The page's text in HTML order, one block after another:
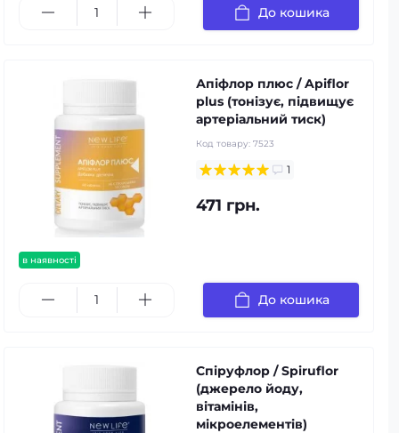
До кошика
в наявності
Апіфлор плюс / Apiflor
plus (тонізує, підвищує
артеріальний тиск)
Код товару: 7523
1
471 грн.
До кошика
Спіруфлор / Spiruflor
(джерело йоду,
вітамінів,
мікроелементів)